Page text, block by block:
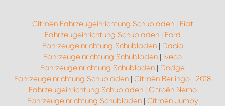
Citroën Fahrzeugeinrichtung Schubladen| Fiat
Fahrzeugeinrichtung Schubladen| Ford
Fahrzeugeinrichtung Schubladen| Dacia
Fahrzeugeinrichtung Schubladen | Iveco
Fahrzeugeinrichtung Schubladen | Dodge
Fahrzeugeinrichtung Schubladen | Citroën Berlingo -2018
Fahrzeugeinrichtung Schubladen| Citroën Nemo
Fahrzeugeinrichtung Schubladen| Citroën Jumpy